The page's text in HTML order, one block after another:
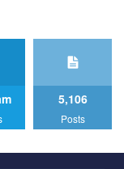
our plan
video.
"Гей-альянс
5,106
Posts